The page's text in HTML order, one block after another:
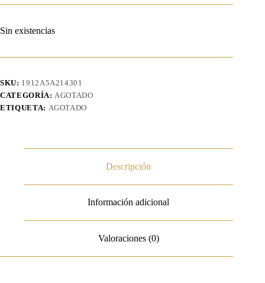
Sin existencias
SKU: 1912A5A214301
CATEGORÍA:AGOTADO
ETIQUETA: AGOTADO
Descripción
Información adicional
Valoraciones (0)